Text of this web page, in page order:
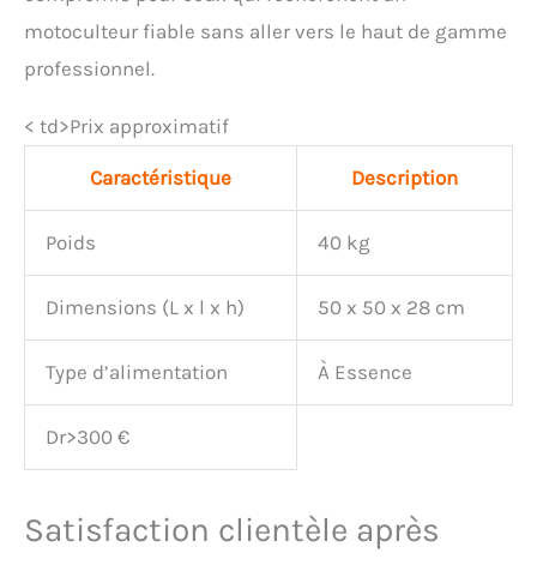
motoculteur fiable sans aller vers le haut de gamme
professionnel.
< td>Prix approximatif
Caractéristique Description
Poids 40 kg
Dimensions (L x l x h) 50 x 50 x 28 cm
Type d’alimentation À Essence
Dr>300 €
Satisfaction clientèle après